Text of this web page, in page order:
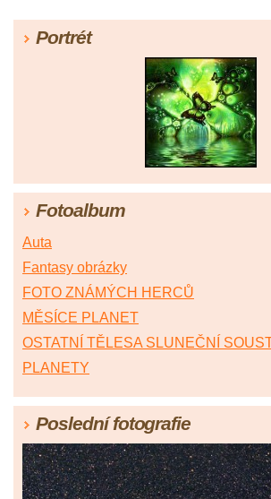
Portrét
Fotoalbum
Auta
Fantasy obrázky
FOTO ZNÁMÝCH HERCŮ
MĚSÍCE PLANET
OSTATNÍ TĚLESA SLUNEČNÍ
PLANETY
Poslední fotografie